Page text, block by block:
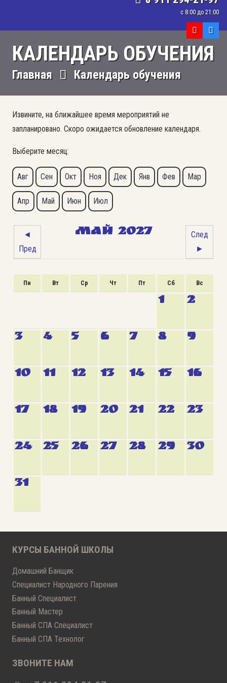
с 8:00 до 21:00
КАЛЕНДАРЬ ОБУЧЕНИЯ
Главная Календарь обучения
Извините, на ближайшее время мероприятий не
запланировано. Скоро ожидается обновление календаря.
Выберите месяц:
Авг Сен Окт Ноя Дек Янв Фев Мар
Апр Май Июн Июл
◄
Пред
МАЙ 2027
След
►
Пн Вт Ср Чт Пт Сб Вс
1 2
3 4 5 6 7 8 9
10 11 12 13 14 15 16
17 18 19 20 21 22 23
24 25 26 27 28 29 30
31
КУРСЫ БАННОЙ ШКОЛЫ
Домашний Банщик
Специалист Народного Парения
Банный Специалист
Банный Мастер
Банный СПА Специалист
Банный СПА Технолог
ЗВОНИТЕ НАМ